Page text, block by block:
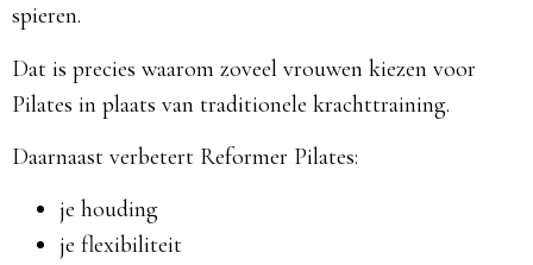
spieren.
Dat is precies waarom zoveel vrouwen kiezen voor
Pilates in plaats van traditionele krachttraining.
Daarnaast verbetert Reformer Pilates:
je houding
je flexibiliteit